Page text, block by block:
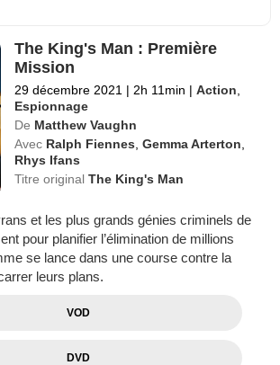
The King's Man : Première
Mission
29 décembre 2021 | 2h 11min | Action
Espionnage
De Matthew Vaughn
Avec Ralph Fiennes ,Gemma Arterton
Rhys Ifans
Titre originalThe King's Man
et les plus grands génies criminels de
pour planifier l’élimination de millions
se lance dans une course contre la
leurs plans.
VOD
DVD